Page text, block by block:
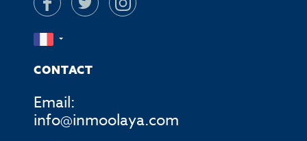
CONTACT
Email:
info@inmoolaya.com